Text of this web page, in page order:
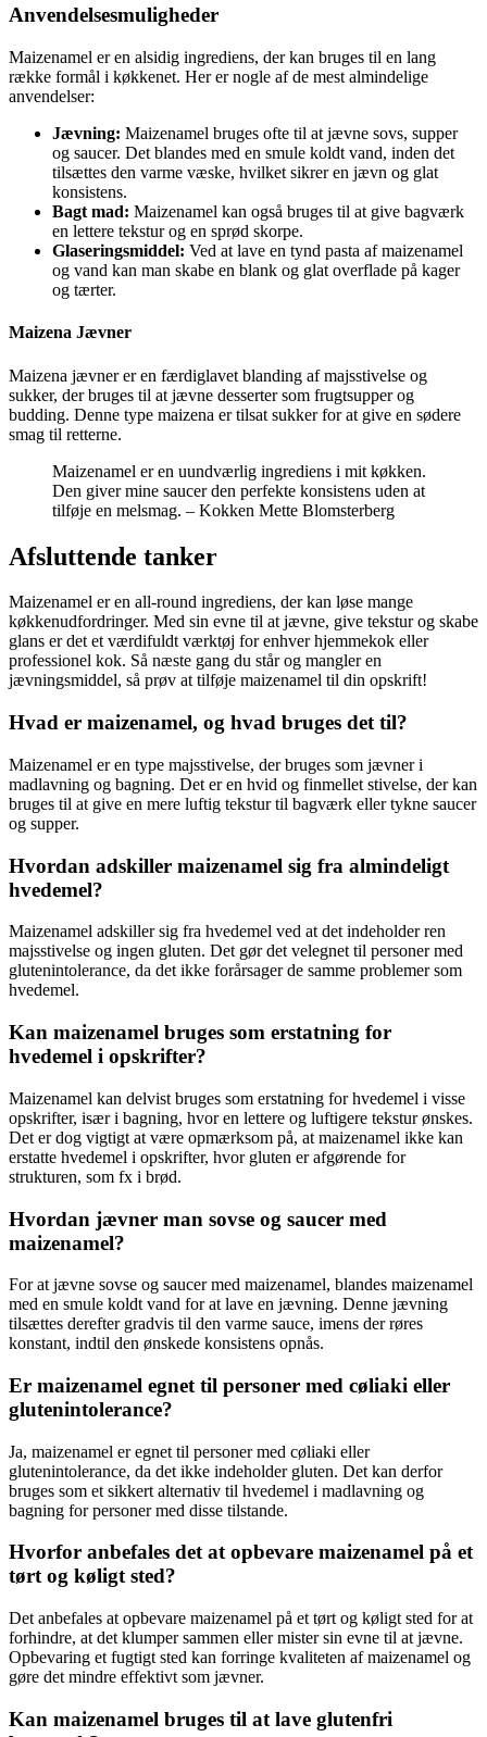
Anvendelsesmuligheder
Maizenamel er en alsidig ingrediens, der kan bruges til en lang
række formål i køkkenet. Her er nogle af de mest almindelige
anvendelser:
Jævning: Maizenamel bruges ofte til at jævne sovs, supper
og saucer. Det blandes med en smule koldt vand, inden det
tilsættes den varme væske, hvilket sikrer en jævn og glat
konsistens.
Bagt mad: Maizenamel kan også bruges til at give bagværk
en lettere tekstur og en sprød skorpe.
Glaseringsmiddel: Ved at lave en tynd pasta af maizenamel
og vand kan man skabe en blank og glat overflade på kager
og tærter.
Maizena Jævner
Maizena jævner er en færdiglavet blanding af majsstivelse og
sukker, der bruges til at jævne desserter som frugtsupper og
budding. Denne type maizena er tilsat sukker for at give en sødere
smag til retterne.
Maizenamel er en uundværlig ingrediens i mit køkken.
Den giver mine saucer den perfekte konsistens uden at
tilføje en melsmag. – Kokken Mette Blomsterberg
Afsluttende tanker
Maizenamel er en all-round ingrediens, der kan løse mange
køkkenudfordringer. Med sin evne til at jævne, give tekstur og skabe
glans er det et værdifuldt værktøj for enhver hjemmekok eller
professionel kok. Så næste gang du står og mangler en
jævningsmiddel, så prøv at tilføje maizenamel til din opskrift!
Hvad er maizenamel, og hvad bruges det til?
Maizenamel er en type majsstivelse, der bruges som jævner i
madlavning og bagning. Det er en hvid og finmellet stivelse, der kan
bruges til at give en mere luftig tekstur til bagværk eller tykne saucer
og supper.
Hvordan adskiller maizenamel sig fra almindeligt
hvedemel?
Maizenamel adskiller sig fra hvedemel ved at det indeholder ren
majsstivelse og ingen gluten. Det gør det velegnet til personer med
glutenintolerance, da det ikke forårsager de samme problemer som
hvedemel.
Kan maizenamel bruges som erstatning for
hvedemel i opskrifter?
Maizenamel kan delvist bruges som erstatning for hvedemel i visse
opskrifter, især i bagning, hvor en lettere og luftigere tekstur ønskes.
Det er dog vigtigt at være opmærksom på, at maizenamel ikke kan
erstatte hvedemel i opskrifter, hvor gluten er afgørende for
strukturen, som fx i brød.
Hvordan jævner man sovse og saucer med
maizenamel?
For at jævne sovse og saucer med maizenamel, blandes maizenamel
med en smule koldt vand for at lave en jævning. Denne jævning
tilsættes derefter gradvis til den varme sauce, imens der røres
konstant, indtil den ønskede konsistens opnås.
Er maizenamel egnet til personer med cøliaki eller
glutenintolerance?
Ja, maizenamel er egnet til personer med cøliaki eller
glutenintolerance, da det ikke indeholder gluten. Det kan derfor
bruges som et sikkert alternativ til hvedemel i madlavning og
bagning for personer med disse tilstande.
Hvorfor anbefales det at opbevare maizenamel på et
tørt og køligt sted?
Det anbefales at opbevare maizenamel på et tørt og køligt sted for at
forhindre, at det klumper sammen eller mister sin evne til at jævne.
Opbevaring et fugtigt sted kan forringe kvaliteten af maizenamel og
gøre det mindre effektivt som jævner.
Kan maizenamel bruges til at lave glutenfri